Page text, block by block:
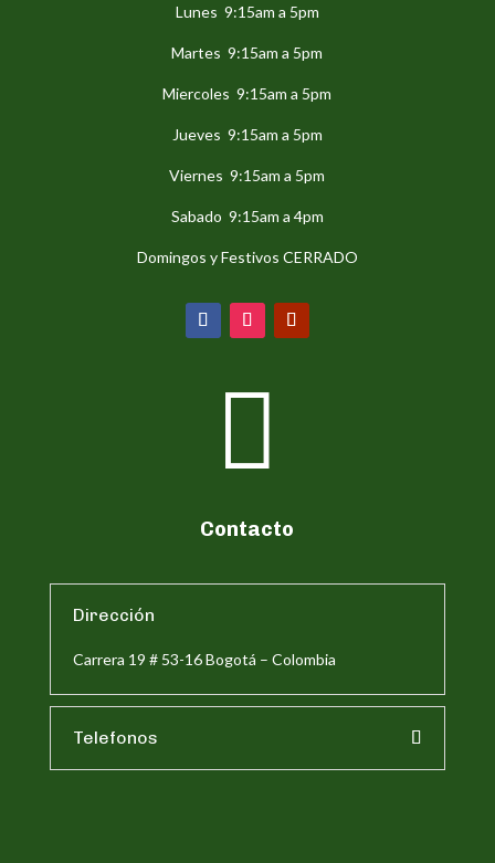
Lunes 9:15am a 5pm
Martes 9:15am a 5pm
Miercoles 9:15am a 5pm
Jueves 9:15am a 5pm
Viernes 9:15am a 5pm
Sabado 9:15am a 4pm
Domingos y Festivos CERRADO

Contacto
Dirección
Carrera 19 # 53-16 Bogotá – Colombia
Telefonos